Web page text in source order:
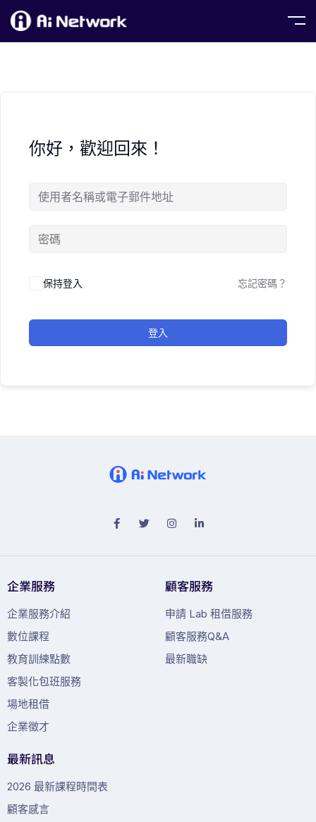
你好，歡迎回來！
保持登入 忘記密碼？
登入
企業服務
企業服務介紹
數位課程
教育訓練點數
客製化包班服務
場地租借
企業徵才
顧客服務
申請 Lab 租借服務
顧客服務Q&A
最新職缺
最新訊息
2026 最新課程時間表
顧客感言